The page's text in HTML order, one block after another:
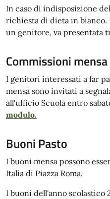
In caso di indisposizione
richiesta di dieta in bianco.
un genitore, va presentata
Commissioni mensa
I genitori interessati a far
mensa sono invitati a
all'ufficio Scuola entro
modulo.
Buoni Pasto
I buoni mensa possono
Italia di Piazza Roma.
I buoni dell'anno scolastico